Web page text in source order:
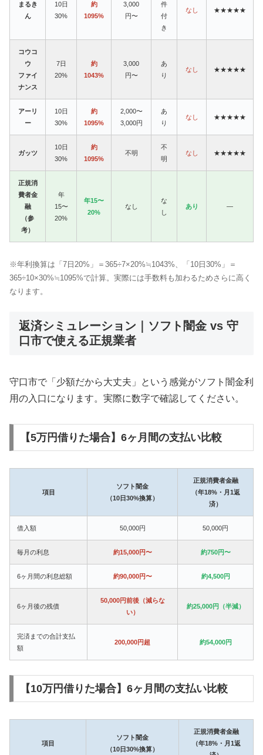
まるき
ん
10日
30%
約
1095%
3,000
円〜
件
付
き
なし ★★★★★
コウコ
ウ
ファイ
ナンス
7日
20%
約
1043%
3,000
円〜
あ
り
なし ★★★★★
アーリ
ー
10日
30%
約
1095%
2,000〜
3,000円
あ
り
なし ★★★★★
ガッツ
10日
30%
約
1095%
不明
不
明
なし ★★★★★
正規消
費者金
融
（参
考）
年
15〜
20%
年15〜
20%
なし
な
し
あり —
※年利換算は「7日20%」＝365÷7×20%≒1043%、「10日30%」＝
365÷10×30%≒1095%で計算。実際には手数料も加わるためさらに高く
なります。
返済シミュレーション｜ソフト闇金 vs 守
口市で使える正規業者
守口市で「少額だから大丈夫」という感覚がソフト闇金利
用の入口になります。実際に数字で確認してください。
【5万円借りた場合】6ヶ月間の支払い比較
項目
ソフト闇金
（10日30%換算）
正規消費者金融
（年18%・月1返
済）
借入額 50,000円 50,000円
毎月の利息 約15,000円〜 約750円〜
6ヶ月間の利息総額 約90,000円〜 約4,500円
6ヶ月後の残債
50,000円前後（減らな
い）
約25,000円（半減）
完済までの合計支払
額
200,000円超 約54,000円
【10万円借りた場合】6ヶ月間の支払い比較
項目
ソフト闇金
（10日30%換算）
正規消費者金融
（年18%・月1返